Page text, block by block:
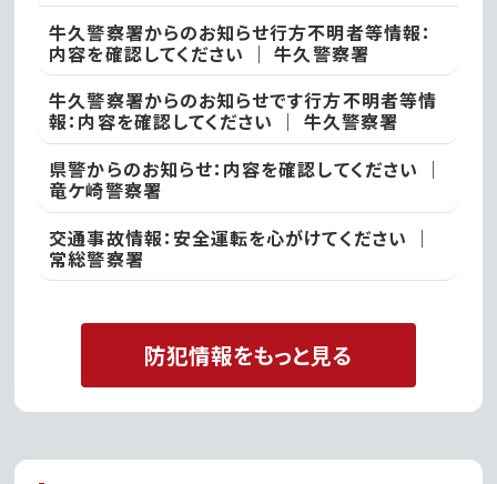
牛久警察署からのお知らせ行方不明者等情報：
内容を確認してください ｜ 牛久警察署
牛久警察署からのお知らせです行方不明者等情
報：内容を確認してください ｜ 牛久警察署
県警からのお知らせ：内容を確認してください ｜
竜ケ崎警察署
交通事故情報：安全運転を心がけてください ｜
常総警察署
防犯情報をもっと見る